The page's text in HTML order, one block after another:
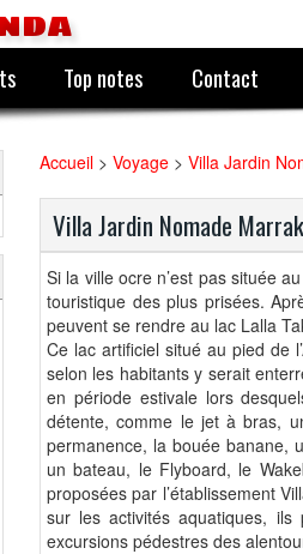
Top notes Contact
Accueil > Voyage > Villa Jardin
Villa Jardin Nomade
Si la ville ocre n’est pas située
touristique des plus prisées.
peuvent se rendre au lac Lalla
Ce lac artificiel situé au pied de
selon les habitants y serait
en période estivale lors
détente, comme le jet à bras,
permanence, la bouée banane,
un bateau, le Flyboard, le
proposées par l’établissement
sur les activités aquatiques,
excursions pédestres des